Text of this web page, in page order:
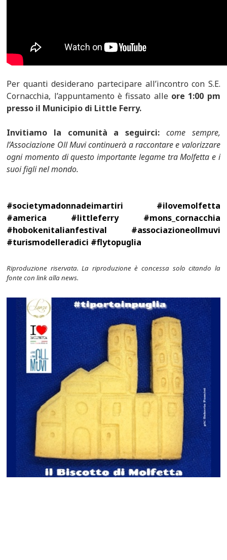
Per quanti desiderano partecipare all’incontro con S.E.
Cornacchia, l’appuntamento è fissato alle ore 1:00 pm
presso il Municipio di Little Ferry.
Invitiamo la comunità a seguirci: come sempre,
l’Associazione Oll Muvi continuerà a raccontare e valorizzare
ogni momento di questo importante legame tra Molfetta e i
suoi figli nel mondo.
#societymadonnadeimartiri #ilovemolfetta
#america #littleferry #mons_cornacchia
#hobokenitalianfestival #associazioneollmuvi
#turismodelleradici #flytopuglia
Riproduzione riservata. La riproduzione è concessa solo citando la
fonte con link alla news.